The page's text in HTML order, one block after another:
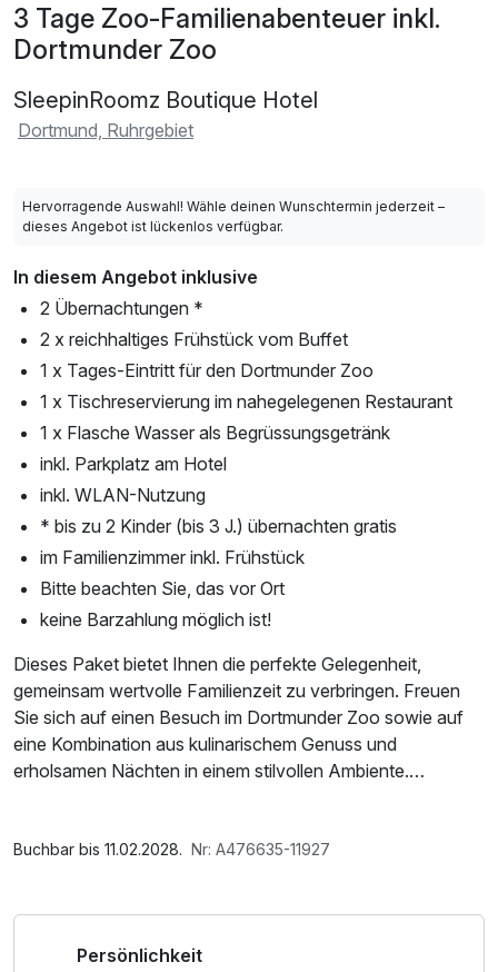
3 Tage Zoo-Familienabenteuer inkl.
Dortmunder Zoo
SleepinRoomz Boutique Hotel
Dortmund, Ruhrgebiet
Hervorragende Auswahl! Wähle deinen Wunschtermin jederzeit –
dieses Angebot ist lückenlos verfügbar.
In diesem Angebot inklusive
2 Übernachtungen *
2 x reichhaltiges Frühstück vom Buffet
1 x Tages-Eintritt für den Dortmunder Zoo
1 x Tischreservierung im nahegelegenen Restaurant
1 x Flasche Wasser als Begrüssungsgetränk
inkl. Parkplatz am Hotel
inkl. WLAN-Nutzung
* bis zu 2 Kinder (bis 3 J.) übernachten gratis
im Familienzimmer inkl. Frühstück
Bitte beachten Sie, das vor Ort
keine Barzahlung möglich ist!
Dieses Paket bietet Ihnen die perfekte Gelegenheit,
gemeinsam wertvolle Familienzeit zu verbringen. Freuen
Sie sich auf einen Besuch im Dortmunder Zoo sowie auf
eine Kombination aus kulinarischem Genuss und
erholsamen Nächten in einem stilvollen Ambiente.
Sehenswürdigkeiten, die für Besucher interessant sind.
Fußballvereins Borussia Dortmund ist ein Muss für
Parkplatz, W-LAN Nutzung / Internetnutzung
Buchbar bis 11.02.2028. Nr: A476635-11927
Persönlichkeit